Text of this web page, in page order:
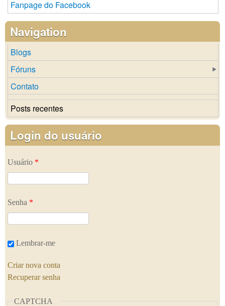
Fanpage do Facebook
Navigation
Blogs
Fóruns
Contato
Posts recentes
Login do usuário
Usuário *
Senha *
Lembrar-me
Criar nova conta
Recuperar senha
CAPTCHA